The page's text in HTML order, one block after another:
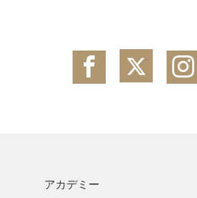
アカデミー